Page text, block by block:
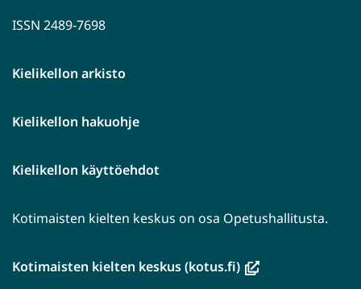
ISSN 2489-7698
Kielikellon arkisto
Kielikellon hakuohje
Kielikellon käyttöehdot
Kotimaisten kielten keskus on osa Opetushallitusta.
Kotimaisten kielten keskus (kotus.fi)(avautuu